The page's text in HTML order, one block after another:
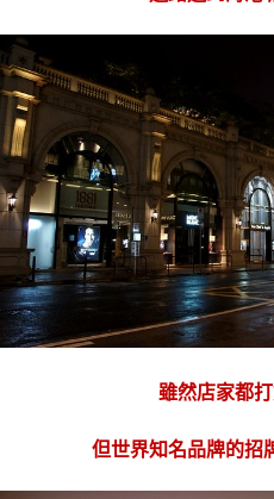
雖然店家都
但世界知名品牌的招